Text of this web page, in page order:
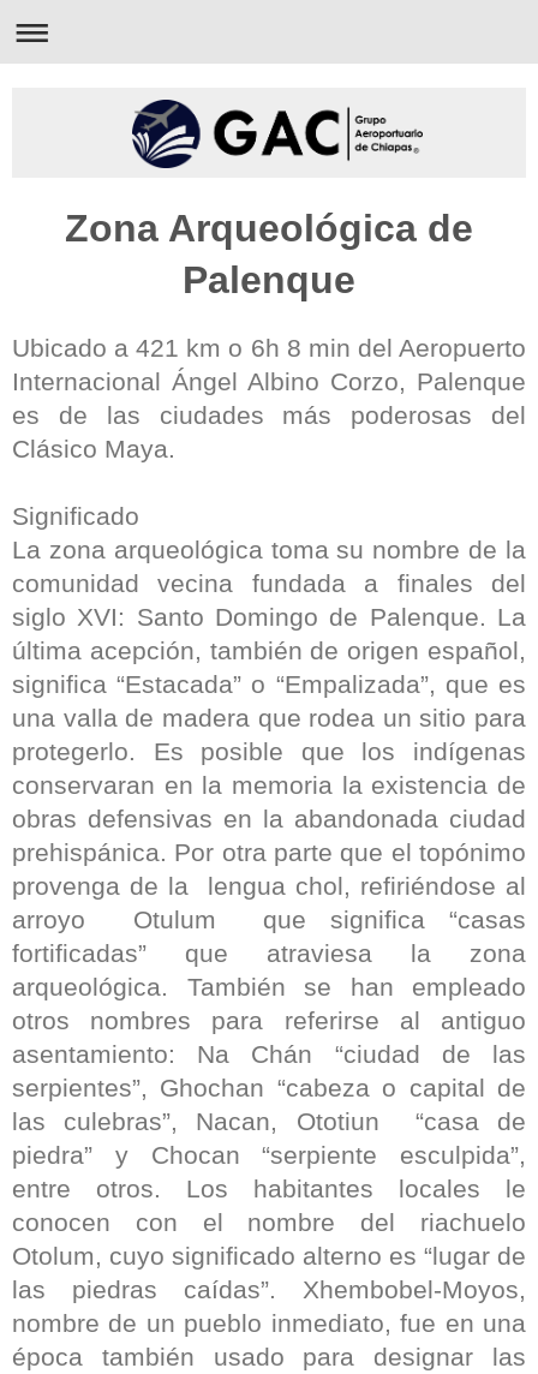
Zona Arqueológica de
Palenque
Ubicado a 421 km o 6h 8 min del Aeropuerto
Internacional Ángel Albino Corzo, Palenque
es de las ciudades más poderosas del
Clásico Maya.
Significado
La zona arqueológica toma su nombre de la
comunidad vecina fundada a finales del
siglo XVI: Santo Domingo de Palenque. La
última acepción, también de origen español,
significa “Estacada” o “Empalizada”, que es
una valla de madera que rodea un sitio para
protegerlo. Es posible que los indígenas
conservaran en la memoria la existencia de
obras defensivas en la abandonada ciudad
prehispánica. Por otra parte que el topónimo
provenga de la lengua chol, refiriéndose al
arroyo Otulum que significa “casas
fortificadas” que atraviesa la zona
arqueológica. También se han empleado
otros nombres para referirse al antiguo
asentamiento: Na Chán “ciudad de las
serpientes”, Ghochan “cabeza o capital de
las culebras”, Nacan, Ototiun “casa de
piedra” y Chocan “serpiente esculpida”,
entre otros. Los habitantes locales le
conocen con el nombre del riachuelo
Otolum, cuyo significado alterno es “lugar de
las piedras caídas”. Xhembobel-Moyos,
nombre de un pueblo inmediato, fue en una
época también usado para designar las